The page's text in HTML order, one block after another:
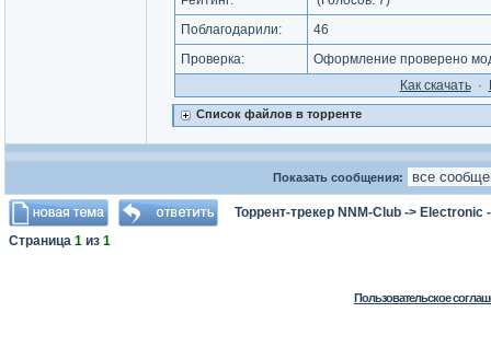
Поблагодарили:
46
Проверка:
Оформление проверено
Как cкачать·
Список файлов в торренте
Показать сообщения:
Торрент-трекер NNM-Club -> Electronic
Страница 1 из 1
Пользовательское